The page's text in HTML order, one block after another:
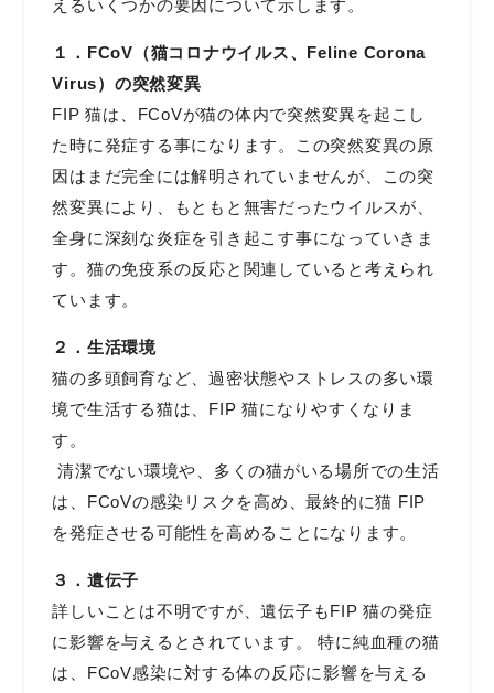
えるいくつかの要因について示します。
１．FCoV （猫コロナウイルス、Feline Corona
Virus）の突然変異
FIP 猫は、FCoVが猫の体内で突然変異を起こし
た時に発症する事になります。この突然変異の原
因はまだ完全には解明されていませんが、この突
然変異により、もともと無害だったウイルスが、
全身に深刻な炎症を引き起こす事になっていきま
す。猫の免疫系の反応と関連していると考えられ
てい ます。
２．生活環境
猫の多頭飼育など、過密状態やストレスの多い環
境で生活する猫は、FIP 猫になりやすくなりま
す。
清潔でない環境や、多くの猫がいる場所での生活
は、FCoVの感染リスクを高め、最終的に猫 FIP
を発症させる可能性を高めることになります。
３．遺伝子
詳しいことは不明ですが、遺伝子もFIP 猫の発症
に影響を与えるとされています。 特に純血種の猫
は、FCoV感染に対する体の反応に影響を与える